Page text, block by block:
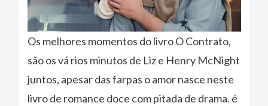
Os melhores momentos do livro O Contrato,
são os vá rios minutos de Liz e Henry McNight
juntos, apesar das farpas o amor nasce neste
livro de romance doce com pitada de drama. é